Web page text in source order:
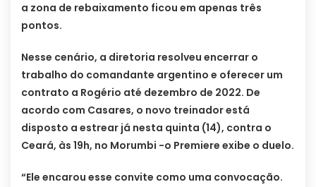
a zona de rebaixamento ficou em apenas três
pontos.
Nesse cenário, a diretoria resolveu encerrar o
trabalho do comandante argentino e oferecer um
contrato a Rogério até dezembro de 2022. De
acordo com Casares, o novo treinador está
disposto a estrear já nesta quinta (14), contra o
Ceará, às 19h, no Morumbi -o Premiere exibe o duelo.
“Ele encarou esse convite como uma convocação.